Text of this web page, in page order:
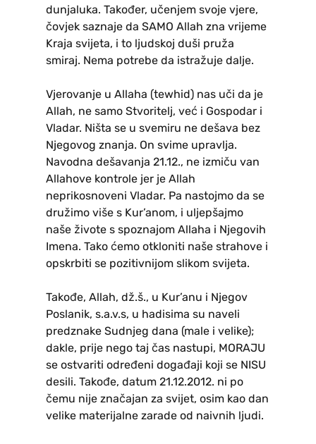
dunjaluka. Također, učenjem svoje vjere,
čovjek saznaje da SAMO Allah zna vrijeme
Kraja svijeta, i to ljudskoj duši pruža
smiraj. Nema potrebe da istražuje dalje.
Vjerovanje u Allaha (tewhid) nas uči da je
Allah, ne samo Stvoritelj, već i Gospodar i
Vladar. Ništa se u svemiru ne dešava bez
Njegovog znanja. On svime upravlja.
Navodna dešavanja 21.12., ne izmiču van
Allahove kontrole jer je Allah
neprikosnoveni Vladar. Pa nastojmo da se
družimo više s Kur’anom, i uljepšajmo
naše živote s spoznajom Allaha i Njegovih
Imena. Tako ćemo otkloniti naše strahove i
opskrbiti se pozitivnijom slikom svijeta.
Takođe, Allah, dž.š., u Kur’anu i Njegov
Poslanik, s.a.v.s, u hadisima su naveli
predznake Sudnjeg dana (male i velike);
dakle, prije nego taj čas nastupi, MORAJU
se ostvariti određeni događaji koji se NISU
desili. Takođe, datum 21.12.2012. ni po
čemu nije značajan za svijet, osim kao dan
velike materijalne zarade od naivnih ljudi.